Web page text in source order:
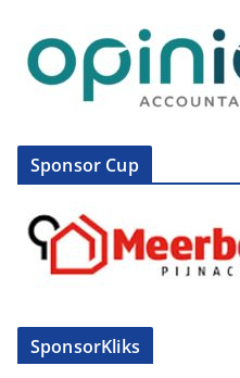
Sponsor Cup
SponsorKliks